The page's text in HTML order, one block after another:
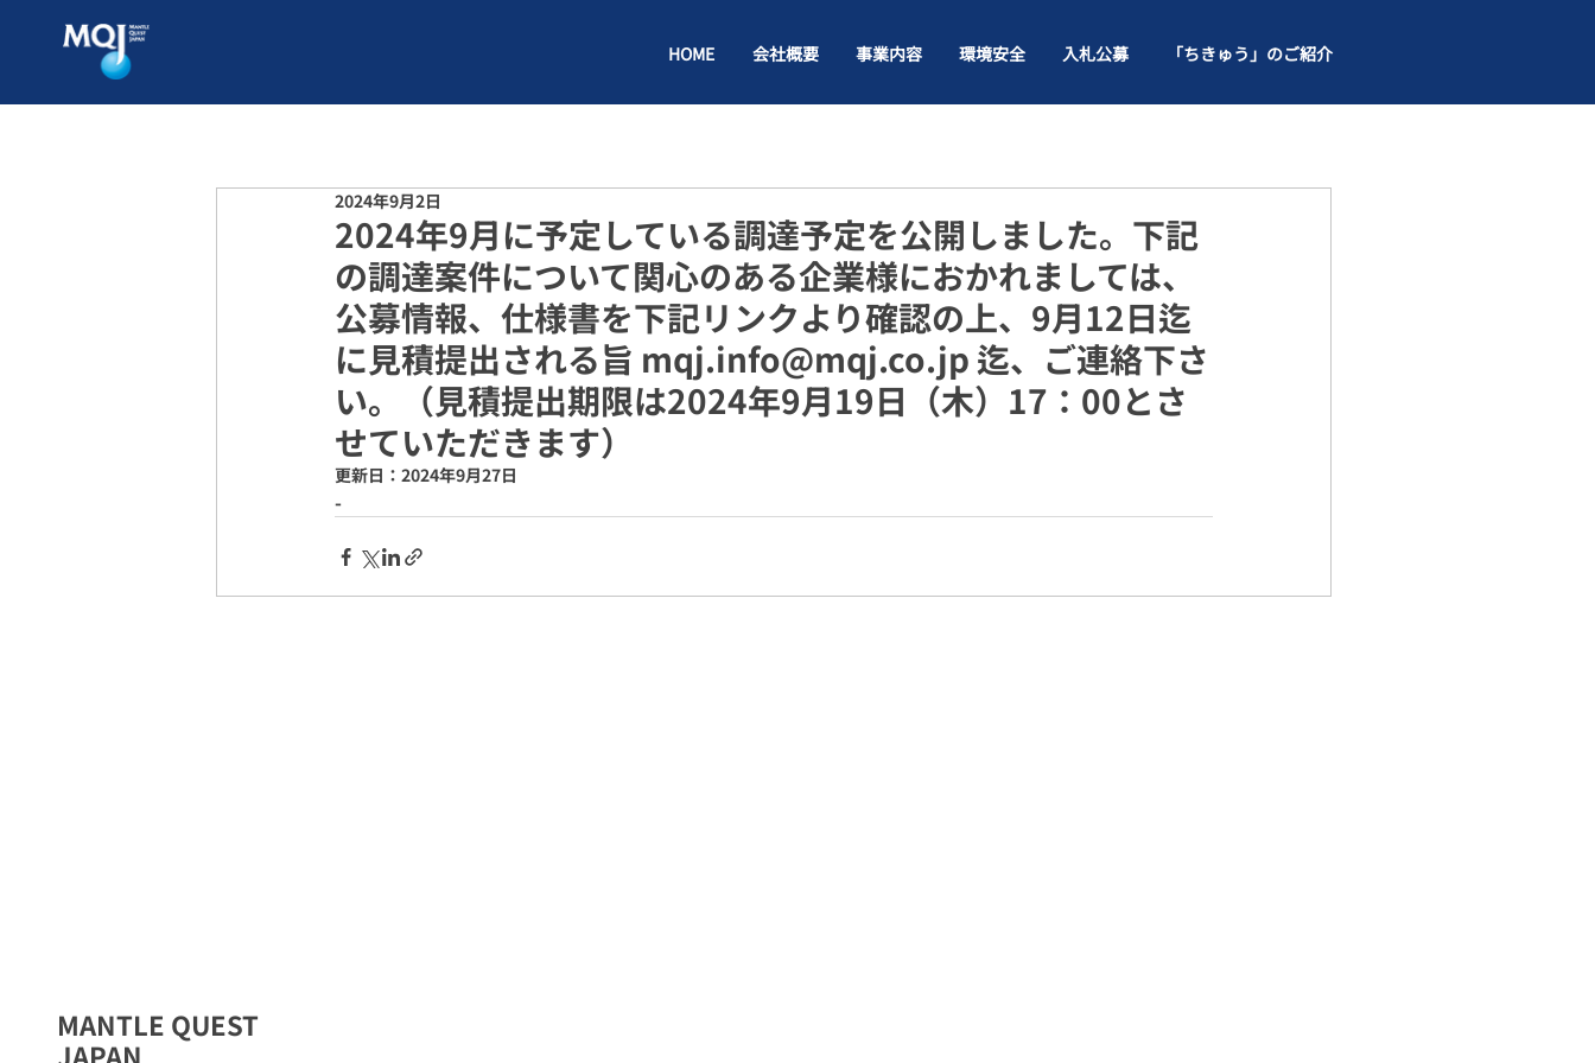
HOME 会社概要 事業内容 環境安全 入札公募 「ちきゅう」のご紹介
2024年9月に予定している調達予定を公開しました。下記
の調達案件について関心のある企業様におかれましては、
公募情報、仕様書を下記リンクより確認の上、9月12日迄
に見積提出される旨 mqj.info@mqj.co.jp 迄、ご連絡下さ
い。（見積提出期限は2024年9月19日（木）17：00とさ
せていただきます）
2024年9月2日
更新日： 2024年9月27日
-
MANTLE QUEST
JAPAN